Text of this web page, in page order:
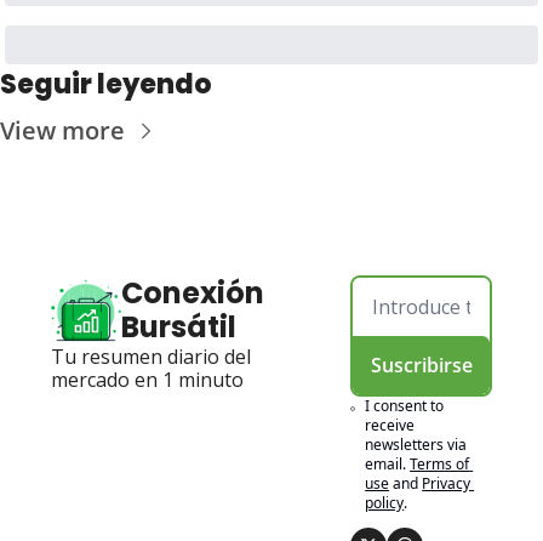
Seguir leyendo
View more
Conexión
Bursátil
Tu resumen diario del
mercado en 1 minuto
Suscribirse
I consent to
receive
newsletters via
email.Terms of
useand Privacy
policy.